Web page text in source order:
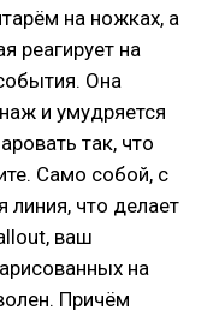
на ножках, а
реагирует на
Она
и умудряется
так, что
Само собой, с
линия, что делает
ваш
на
Причём